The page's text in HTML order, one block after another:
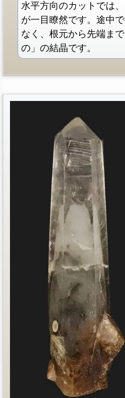
水平方向のカットでは
が一目瞭然です。途中
なく、根元から先端ま
の」の結晶です。